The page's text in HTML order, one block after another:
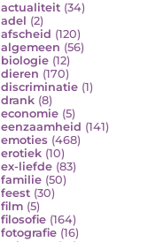
actualiteit (34)
adel (2)
afscheid (120)
algemeen (56)
biologie (12)
dieren (170)
discriminatie (1)
drank (8)
economie (5)
eenzaamheid (141)
emoties (468)
erotiek (10)
ex-liefde (83)
familie (50)
feest (30)
film (5)
filosofie (164)
fotografie (16)